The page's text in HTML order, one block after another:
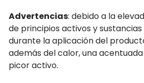
Advertencias: debido a la
de principios activos y
durante la aplicación del
además del calor, una
picor activo.